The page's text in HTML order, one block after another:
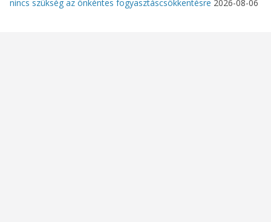
nincs szükség az önkéntes fogyasztáscsökkentésre 2026-08-06